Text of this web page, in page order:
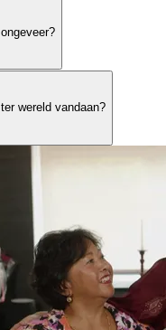
wereld vandaan?